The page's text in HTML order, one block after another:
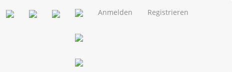
Anmelden Registrieren